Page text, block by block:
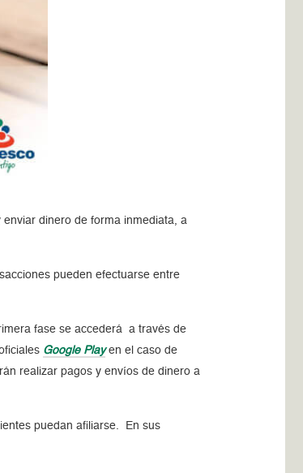
dinero de forma inmediata, a
pueden efectuarse entre
fase se accederá a través de
Google Playen el caso de
realizar pagos y envíos de dinero a
puedan afiliarse. En sus